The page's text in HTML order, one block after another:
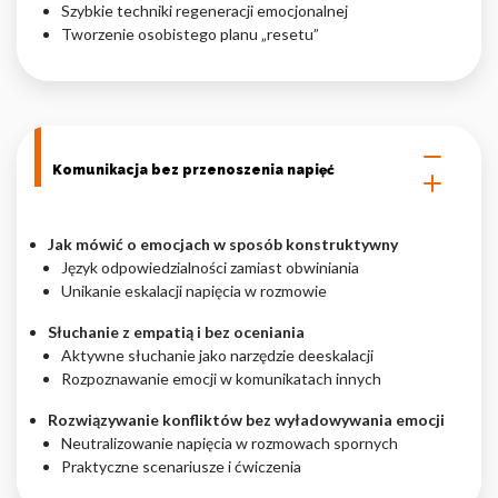
Szybkie techniki regeneracji emocjonalnej
Tworzenie osobistego planu „resetu”
Komunikacja bez przenoszenia napięć
Jak mówić o emocjach w sposób konstruktywny
Język odpowiedzialności zamiast obwiniania
Unikanie eskalacji napięcia w rozmowie
Słuchanie z empatią i bez oceniania
Aktywne słuchanie jako narzędzie deeskalacji
Rozpoznawanie emocji w komunikatach innych
Rozwiązywanie konfliktów bez wyładowywania emocji
Neutralizowanie napięcia w rozmowach spornych
Praktyczne scenariusze i ćwiczenia